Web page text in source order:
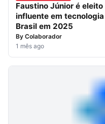
Faustino Júnior é
influente em
Brasil em 2025
By Colaborador
1 mês ago